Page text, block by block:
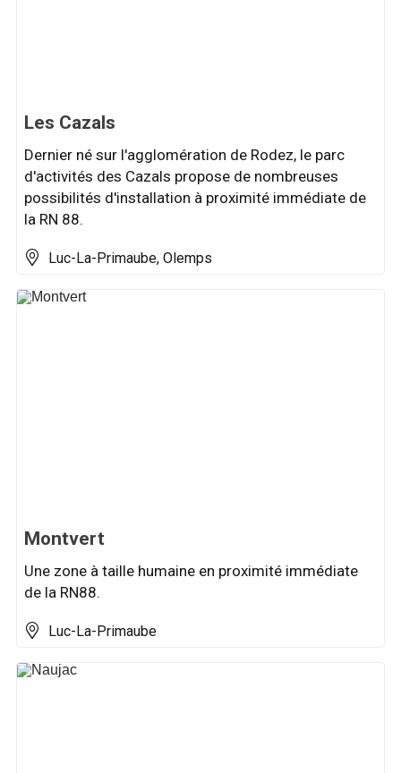
Les Cazals
Dernier né sur l'agglomération de Rodez, le parc
d'activités des Cazals propose de nombreuses
possibilités d'installation à proximité immédiate de
la RN 88.
Luc-La-Primaube, Olemps
Montvert
Une zone à taille humaine en proximité immédiate
de la RN88.
Luc-La-Primaube